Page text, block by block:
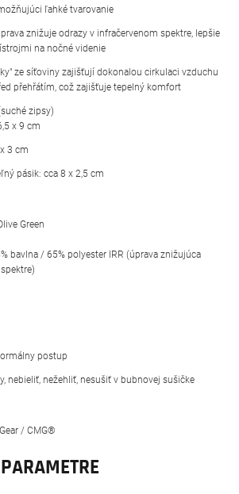
ľahké tvarovanie
znižuje odrazy v infračervenom spektre, lepšie
na nočné videnie
ze síťoviny zajišťují dokonalou cirkulaci vzduchu
přehřátím, což zajišťuje tepelný komfort
zipsy)
x 9 cm
3 cm
pásik: cca 8 x 2,5 cm
Green
bavlna / 65% polyester IRR (úprava znižujúca
postup
nebieliť, nežehliť, nesušiť v bubnovej sušičke
/ CMG®